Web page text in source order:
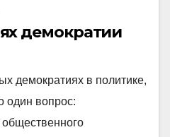
демократии
демократиях в политике,
один вопрос: